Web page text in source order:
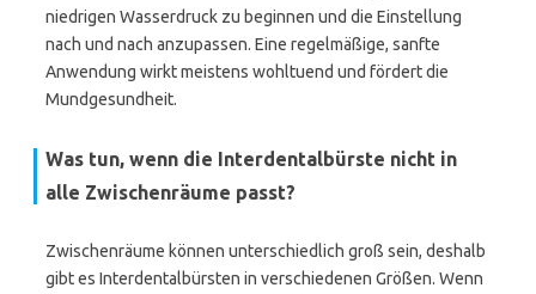
niedrigen Wasserdruck zu beginnen und die Einstellung
nach und nach anzupassen. Eine regelmäßige, sanfte
Anwendung wirkt meistens wohltuend und fördert die
Mundgesundheit.
Was tun, wenn die Interdentalbürste nicht in
alle Zwischenräume passt?
Zwischenräume können unterschiedlich groß sein, deshalb
gibt es Interdentalbürsten in verschiedenen Größen. Wenn